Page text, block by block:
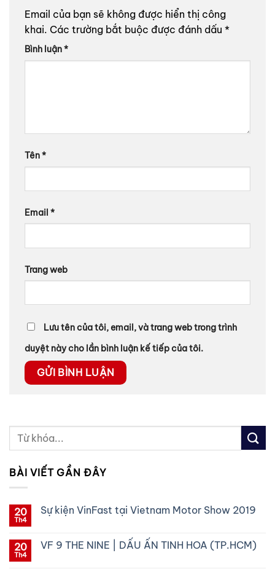
Email của bạn sẽ không được hiển thị công
khai. Các trường bắt buộc được đánh dấu *
Bình luận*
Tên*
Email *
Trang web
Lưu tên của tôi, email, và trang web trong trình
duyệt này cho lần bình luận kế tiếp của tôi.
BÀI VIẾT GẦN ĐÂY
20
Th4
Sự kiện VinFast tại Vietnam Motor Show 2019
luận
20
Th4
VF 9 THE NINE | DẤU ẤN TINH HOA (TP.HCM)